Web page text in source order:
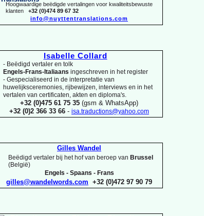
Hoogwaardige beëdigde vertalingen voor kwaliteitsbewuste
klanten +32 (0)474 89 67 32
info@nuyttentranslations.com
Isabelle Collard
- Beëdigd vertaler en tolk
Engels-Frans- Italiaans ingeschreven in het register
- Gespecialiseerd in de interpretatie van
huwelijksceremonies, rijbewijzen, interviews en in het
vertalen van certificaten, akten en diploma's.
+32 (0)475 61 75 35 (gsm & WhatsApp)
+32 (0)2 366 33 66 - isa.traductions@yahoo.com
Gilles Wandel
Beëdigd vertaler bij het hof van beroep van Brussel
(België)
Engels -Spaans -Frans
gilles@wandelwords.com +32 (0)472 97 90 79